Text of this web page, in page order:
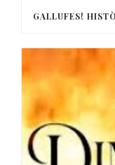
GALLUFES!